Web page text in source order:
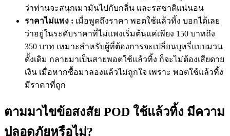
ว่าท่านจะสนุกเมามันไปกับกลิ่น และรสชาติแน่นอน
ราคาไม่แพง : เมื่อพูดถึงราคา พอตใช้แล้วทิ้ง บอกได้เลย
ว่าอยู่ในระดับราคาที่ไม่แพงเริ่มต้นแค่เพียง 150 บาทถึง
350 บาท เหมาะสำหรับผู้ที่ต้องการจะเปลี่ยนบุหรี่แบบมวน
ดั้งเดิม กลายมาเป็นสายพอตใช้แล้วทิ้ง ก็จะไม่ต้องเสียดาย
เงิน เมื่อหากซื้อมาลองแล้วไม่ถูกใจ เพราะ พอตใช้แล้วทิ้ง
มีราคาที่ถูก
ตามมาไขข้อสงสัย POD ใช้แล้วทิ้ง มีความ
ปลอดภัยหรือไม่?